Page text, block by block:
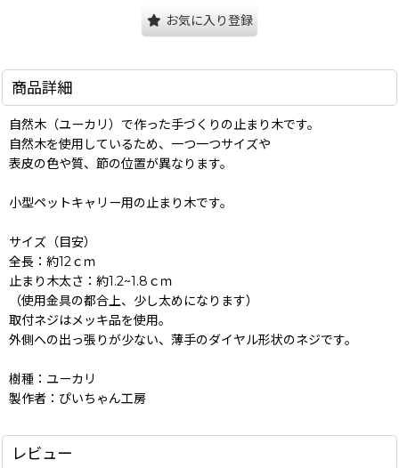
お気に入り登録
商品詳細
自然木（ユーカリ）で作った手づくりの止まり木です。
自然木を使用しているため、一つ一つサイズや
表皮の色や質、節の位置が異なります。
小型ペットキャリー用の止まり木です。
サイズ（目安）
全長：約12ｃｍ
止まり木太さ：約1.2~1.8ｃｍ
（使用金具の都合上、少し太めになります）
取付ネジはメッキ品を使用。
外側への出っ張りが少ない、薄手のダイヤル形状のネジです。
樹種：ユーカリ
製作者：ぴいちゃん工房
レビュー